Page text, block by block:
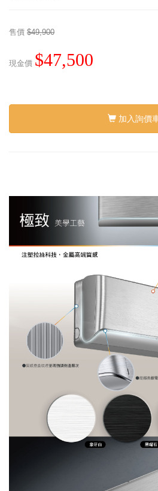
售價 $49,900
現金價 $47,500
加入詢價